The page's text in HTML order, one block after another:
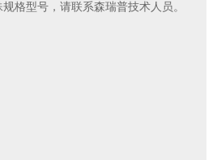
格型号，请联系森瑞普技术人员。